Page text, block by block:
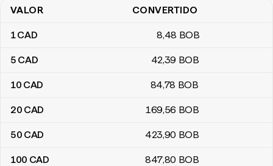
Tabela de conversão de Dólares canadenses para Bolivianos da
VALOR CONVERTIDO
1CAD 8,48 BOB
5 CAD 42,39 BOB
10 CAD 84,78 BOB
20 CAD 169,56 BOB
50 CAD 423,90 BOB
100 CAD 847,80 BOB